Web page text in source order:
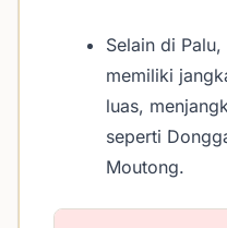
Selain di
memiliki
luas,
seperti
Moutong.